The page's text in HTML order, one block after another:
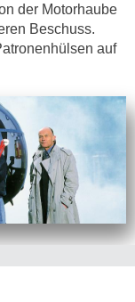
der Motorhaube
Beschuss.
auf